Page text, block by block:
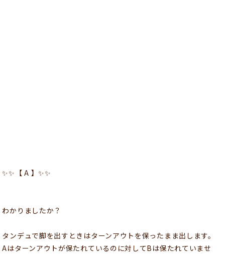
✨✨【 A 】✨✨
わかりましたか？
タンデュで脚を出すときはターンアウトを保ったまま出します。
Aはターンアウトが保たれているのに対してBは保たれていませ